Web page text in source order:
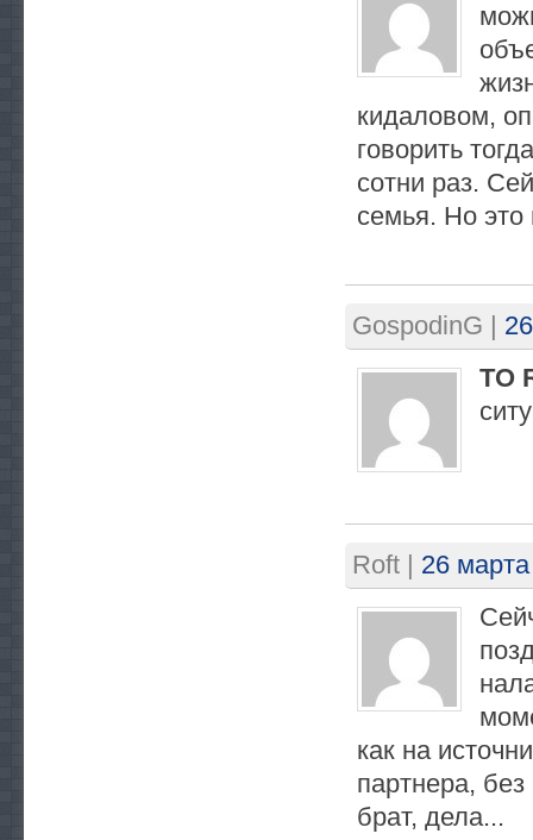
кидаловом,
говорить
сотни раз.
семья. Но это
GospodinG |
TO
Roft | 26
как на
партнера,
брат, дела...